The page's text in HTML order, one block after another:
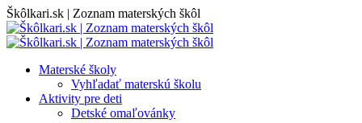
Skip
to
content
Škôlkari.sk | Zoznam materských škôl
Materské školy
Vyhľadať materskú školu
Aktivity pre deti
Detské omaľovánky